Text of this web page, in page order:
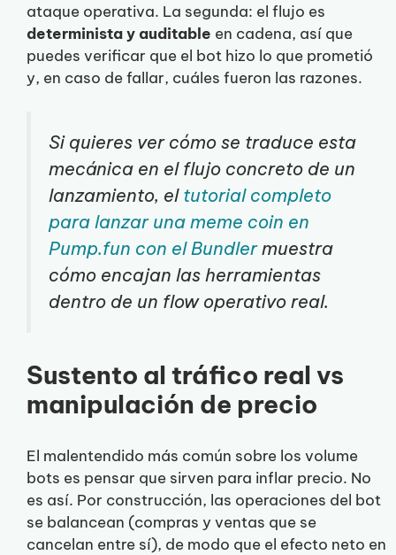
ataque operativa. La segunda: el flujo es
determinista y auditable en cadena, así que
puedes verificar que el bot hizo lo que prometió
y, en caso de fallar, cuáles fueron las razones.
Si quieres ver cómo se traduce esta
mecánica en el flujo concreto de un
lanzamiento, el tutorial completo
para lanzar una meme coin en
Pump.fun con el Bundlermuestra
cómo encajan las herramientas
dentro de un flow operativo real.
Sustento al tráfico real vs
manipulación de precio
El malentendido más común sobre los volume
bots es pensar que sirven para inflar precio. No
es así. Por construcción, las operaciones del bot
se balancean (compras y ventas que se
cancelan entre sí), de modo que el efecto neto en